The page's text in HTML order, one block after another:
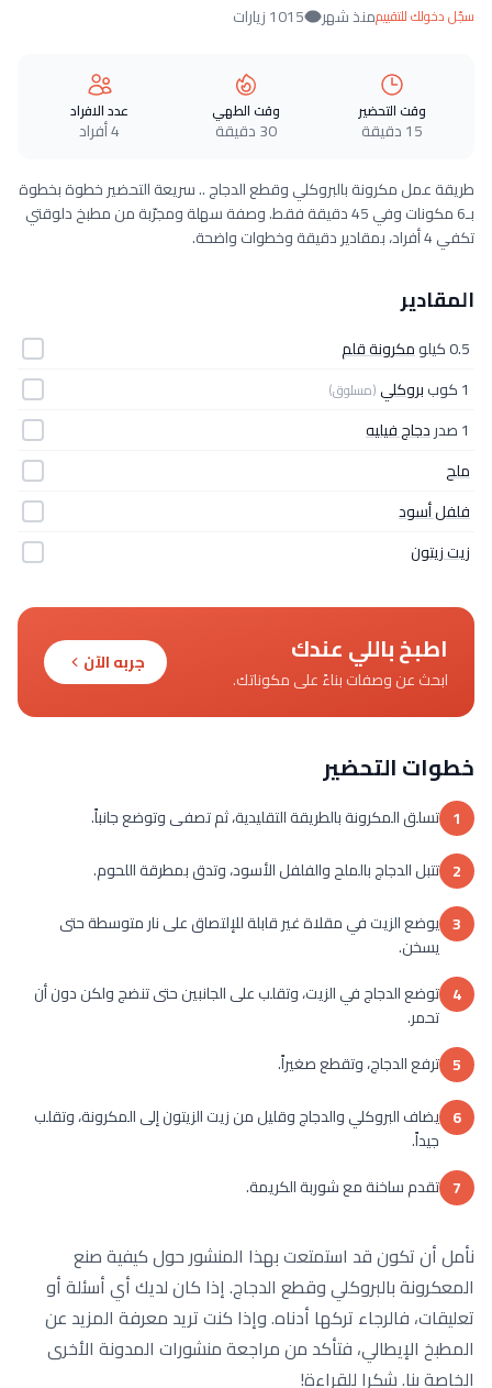
سجّل دخولك للتقييممنذ شهر 1015 زيارات
وقت التحضير
15 دقيقة
وقت الطهي
30 دقيقة
عدد الافراد
4 أفراد
طريقة عمل مكرونة بالبروكلي وقطع الدجاج .. سريعة التحضير خطوة بخطوة
بـ6 مكونات وفي 45 دقيقة فقط. وصفة سهلة ومجرّبة من مطبخ دلوقتي
تكفي 4 أفراد، بمقادير دقيقة وخطوات واضحة.
المقادير
0.5 كيلو
مكرونة قلم
1 كوب
بروكلي (مسلوق)
1 صدر
دجاج فيليه
ملح
فلفل أسود
زيت زيتون
اطبخ باللي عندك
ابحث عن وصفات بناءً على مكوناتك.
جربه الآن
خطوات التحضير
1 تسلق المكرونة بالطريقة التقليدية، ثم تصفى وتوضع جانباً.
2 تتبل الدجاج بالملح والفلفل الأسود، وتدق بمطرقة اللحوم.
3 يوضع الزيت في مقلاة غير قابلة للإلتصاق على نار متوسطة حتى
يسخن.
4 توضع الدجاج في الزيت، وتقلب على الجانبين حتى تنضج ولكن دون أن
تحمر.
5 ترفع الدجاج، وتقطع صغيراً.
6 يضاف البروكلي والدجاج وقليل من زيت الزيتون إلى المكرونة، وتقلب
جيداً.
7 تقدم ساخنة مع شوربة الكريمة.
نأمل أن تكون قد استمتعت بهذا المنشور حول كيفية صنع
المعكرونة بالبروكلي وقطع الدجاج. إذا كان لديك أي أسئلة أو
تعليقات، فالرجاء تركها أدناه. وإذا كنت تريد معرفة المزيد عن
المطبخ الإيطالي، فتأكد من مراجعة منشورات المدونة الأخرى
الخاصة بنا. شكرا للقراءة!